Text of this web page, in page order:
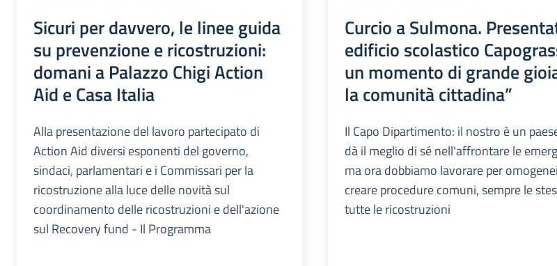
Sicuri per davvero, le linee guida
su prevenzione e ricostruzioni:
domani a Palazzo Chigi Action
Aid e Casa Italia
Alla presentazione del lavoro partecipato di
Action Aid diversi esponenti del governo,
sindaci, parlamentari e i Commissari per la
ricostruzione alla luce delle novità sul
coordinamento delle ricostruzioni e dell'azione
sul Recovery fund - Il Programma
Curcio a Sulmona.
edificio scolastico
un momento di grande
la comunità cittadina”
Il Capo Dipartimento: il nostro è un
dà il meglio di sé nell'affrontare le
ma ora dobbiamo lavorare per
creare procedure comuni, sempre le
tutte le ricostruzioni